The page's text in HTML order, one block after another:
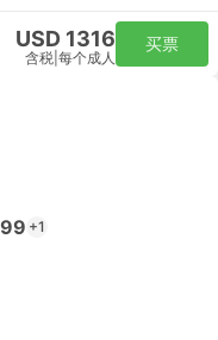
USD 1316
含税 每个成人
买票
+1